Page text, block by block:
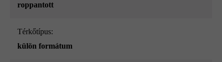
roppantott
Térkőtípus:
külön formátum